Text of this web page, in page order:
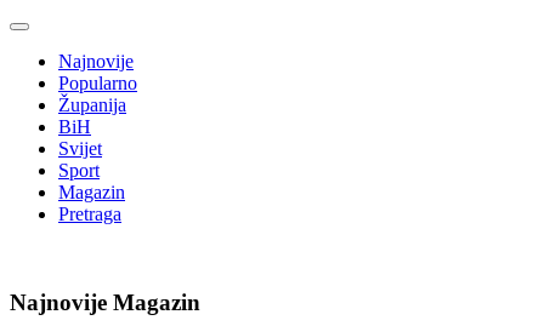
Najnovije
Popularno
Županija
BiH
Svijet
Sport
Magazin
Pretraga
Najnovije Magazin